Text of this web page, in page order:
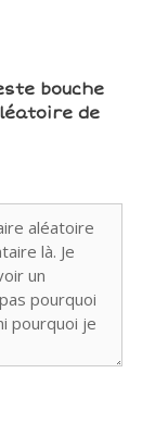
bouche
de